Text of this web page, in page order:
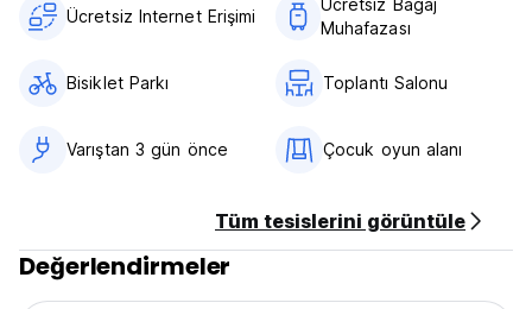
Ücretsiz Internet Erişimi
Ücretsiz Bagaj
Muhafazası
Bisiklet Parkı Toplantı Salonu
Varıştan 3 gün önce Çocuk oyun alanı
Tüm tesislerini görüntüle
Değerlendirmeler